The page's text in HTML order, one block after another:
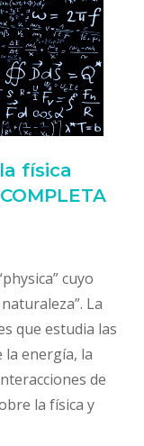
física
cuyo
La
que estudia las
energía, la
de
la física y